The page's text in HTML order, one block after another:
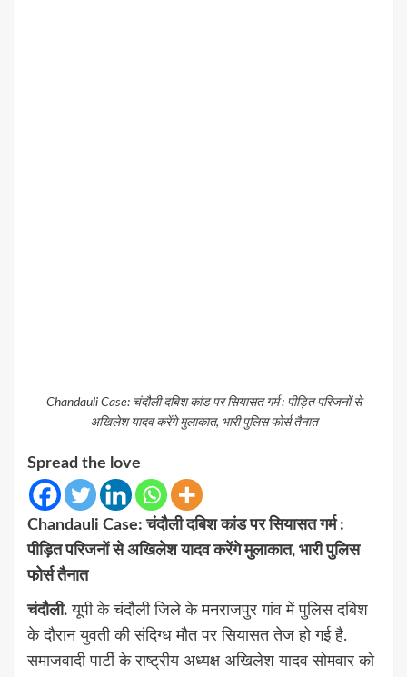
Chandauli Case: चंदौली दबिश कांड पर सियासत गर्म : पीड़ित परिजनों से
अखिलेश यादव करेंगे मुलाकात, भारी पुलिस फोर्स तैनात
Spread the love
Chandauli Case: चंदौली दबिश कांड पर सियासत गर्म :
पीड़ित परिजनों से अखिलेश यादव करेंगे मुलाकात, भारी पुलिस
फोर्स तैनात
चंदौली. यूपी के चंदौली जिले के मनराजपुर गांव में पुलिस दबिश
के दौरान युवती की संदिग्ध मौत पर सियासत तेज हो गई है.
समाजवादी पार्टी के राष्ट्रीय अध्यक्ष अखिलेश यादव सोमवार को